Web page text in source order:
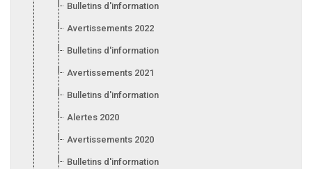
Bulletins d'information 2023
Avertissements 2022
Bulletins d'information 2022
Avertissements 2021
Bulletins d'information 2021
Alertes 2020
Avertissements 2020
Bulletins d'information 2020